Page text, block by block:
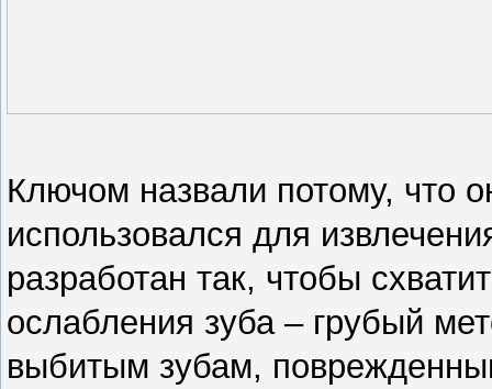
Ключом назвали потому, что
использовался для
разработан так, чтобы
ослабления зуба – грубый
выбитым зубам,